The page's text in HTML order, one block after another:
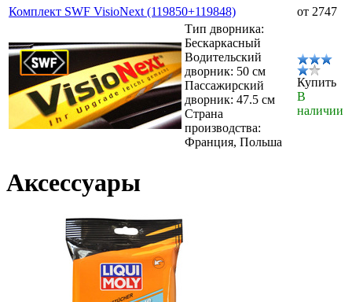
Комплект SWF VisioNext (119850+119848)
от 2747
Тип дворника:
Бескаркасный
Водительский
дворник: 50 см
Пассажирский
дворник: 47.5 см
Страна
производства:
Франция, Польша
Купить
В
наличии
Аксессуары